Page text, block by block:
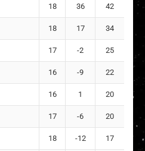
170
9 3
18 36 42
18 17 34
17 -2 25
16 -9 22
16 1 20
17 -6 20
18 -12 17